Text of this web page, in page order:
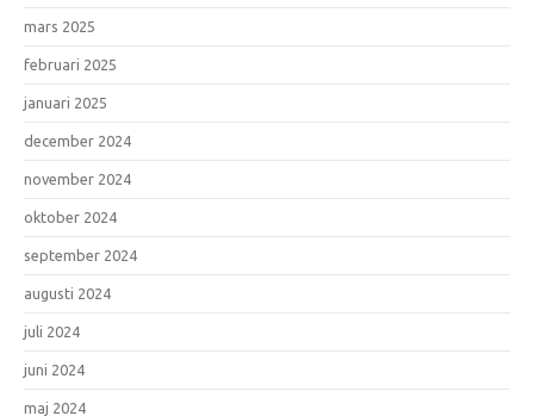
mars 2025
februari 2025
januari 2025
december 2024
november 2024
oktober 2024
september 2024
augusti 2024
juli 2024
juni 2024
maj 2024